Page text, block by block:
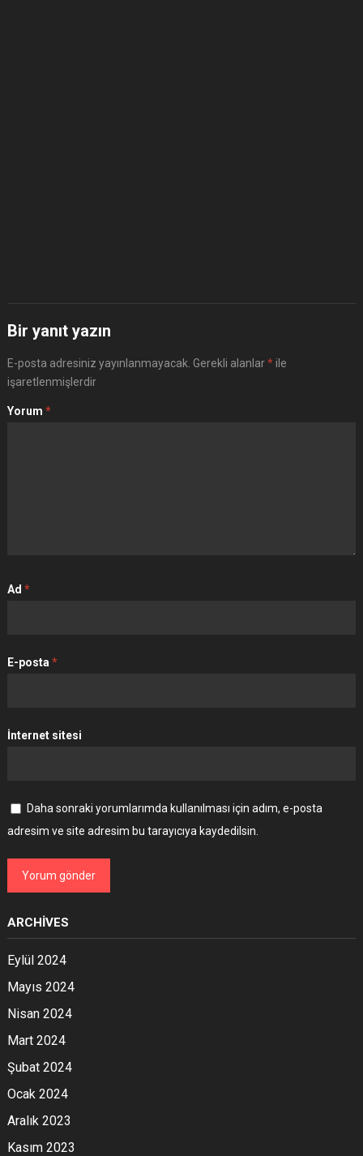
Bir yanıt yazın
E-posta adresiniz yayınlanmayacak. Gerekli alanlar*ile
işaretlenmişlerdir
Yorum *
Ad *
E-posta *
İnternet sitesi
Daha sonraki yorumlarımda kullanılması için adım, e-posta
adresim ve site adresim bu tarayıcıya kaydedilsin.
ARCHIVES
Eylül 2024
Mayıs 2024
Nisan 2024
Mart 2024
Şubat 2024
Ocak 2024
Aralık 2023
Kasım 2023